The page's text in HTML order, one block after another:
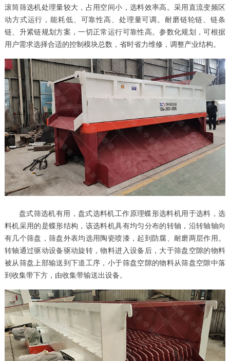
滚筒筛选机处理量较大，占用空间小，选料效率高。采用直流变频区
动方式运行，能耗低、可靠性高、处理量可调。耐磨链轮链、链条
链、升紧链规划方案，一切正常运行可靠性高。参数化规划，可根据
用户需求选择合适的控制模块总数，省时省力维修，调整产业结构。
盘式筛选机有用，盘式选料机工作原理蝶形选料机用于选料，选
料机采用的是蝶形结构，该选料机具有均匀分布的转轴，沿转轴轴向
有几个筛盘，筛盘外表均选用陶瓷喷漆，起到防腐、耐磨两层作用。
转轴通过驱动设备驱动旋转，物料进入设备后，大于筛盘空隙的物料
被从筛盘上部输送到下道工序，小于筛盘空隙的物料从筛盘空隙中落
到收集带下方，由收集带输送出设备。